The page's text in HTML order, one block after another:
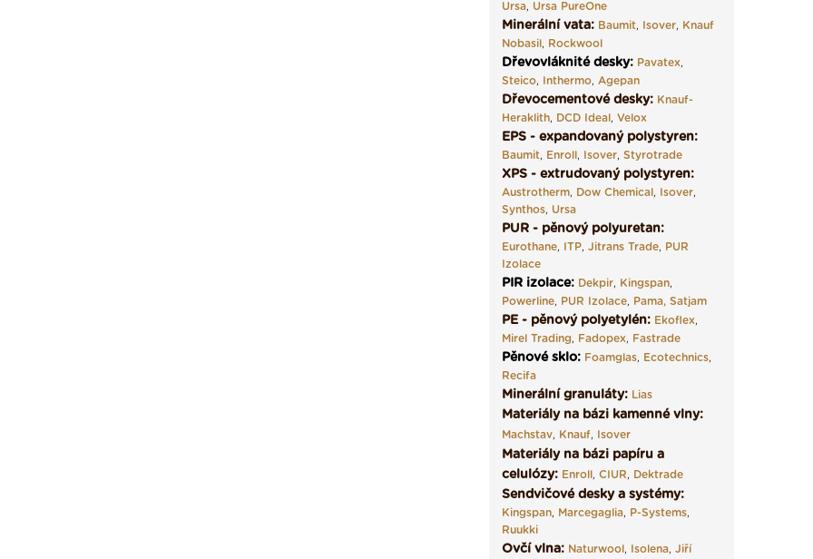
Ursa, Ursa PureOne
Minerální vata: Baumit, Isover, Knauf
Nobasil, Rockwool
Dřevovláknité desky: Pavatex,
Steico, Inthermo, Agepan
Dřevocementové desky: Knauf-
Heraklith, DCD Ideal, Velox
EPS - expandovaný polystyren:
Baumit, Enroll, Isover, Styrotrade
XPS - extrudovaný polystyren:
Austrotherm, Dow Chemical, Isover,
Synthos, Ursa
PUR - pěnový polyuretan:
Eurothane, ITP, Jitrans Trade, PUR
Izolace
PIR izolace: Dekpir, Kingspan,
Powerline, PUR Izolace, Pama, Satjam
PE - pěnový polyetylén: Ekoflex,
Mirel Trading, Fadopex, Fastrade
Pěnové sklo: Foamglas, Ecotechnics,
Recifa
Minerální granuláty: Lias
Materiály na bázi kamenné vlny:
Machstav, Knauf, Isover
Materiály na bázi papíru a
celulózy: Enroll, CIUR, Dektrade
Sendvičové desky a systémy:
Kingspan, Marcegaglia, P-Systems,
Ruukki
Ovčí vlna: Naturwool, Isolena, Jiří